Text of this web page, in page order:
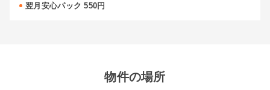
8帖タイプ
翌月安心パック 550円
物件の場所